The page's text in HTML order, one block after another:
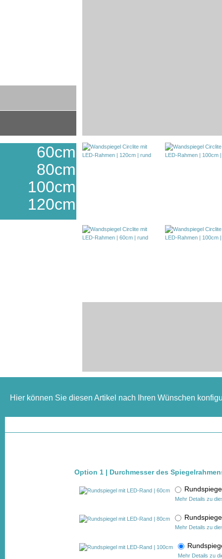
60cm
80cm
100cm
120cm
Hier können Sie diesen Artikel nach Ihren Wünschen
Option 1 | Durchmesser des
Mehr Details zu
Mehr Details zu
Mehr Details zu